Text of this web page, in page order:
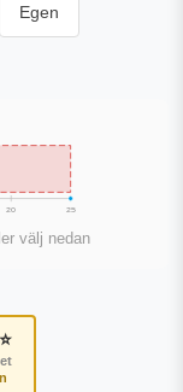
Egen
20 25
välj nedan
⭐